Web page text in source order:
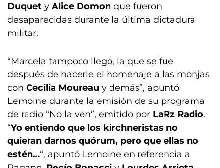
Duquet y Alice Domon que fueron
desaparecidas durante la última dictadura
militar.
“Marcela tampoco llegó, la que se fue
después de hacerle el homenaje a las monjas
con Cecilia Moureau y demás”, apuntó
Lemoine durante la emisión de su programa
de radio “No la ven”, emitido por LaRz Radio.
“Yo entiendo que los kirchneristas no
quieran darnos quórum, pero que ellas no
estén…“, apuntó Lemoine en referencia a